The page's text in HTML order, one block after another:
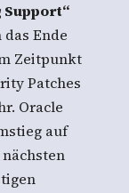
Support“
Ende
Zeitpunkt
Patches
Oracle
auf
nächsten